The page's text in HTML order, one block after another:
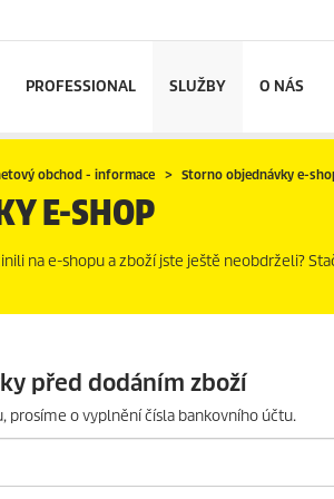
PROFESSIONAL SLUŽBY O NÁS
obchod - informace Storno objednávky e-
E-SHOP
na e-shopu a zboží jste ještě neobdrželi?
před dodáním zboží
prosíme o vyplnění čísla bankovního účtu.